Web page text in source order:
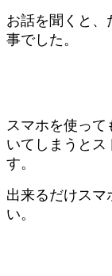
お話を聞くと、
事でした。
スマホを使って
いてしまうとス
す。
出来るだけスマ
い。